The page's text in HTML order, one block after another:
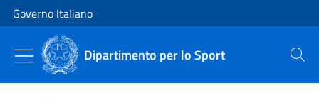
Vai al contenuto
Vai alla navigazione del sito
Governo Italiano
Dipartimento per lo Sport Cerca